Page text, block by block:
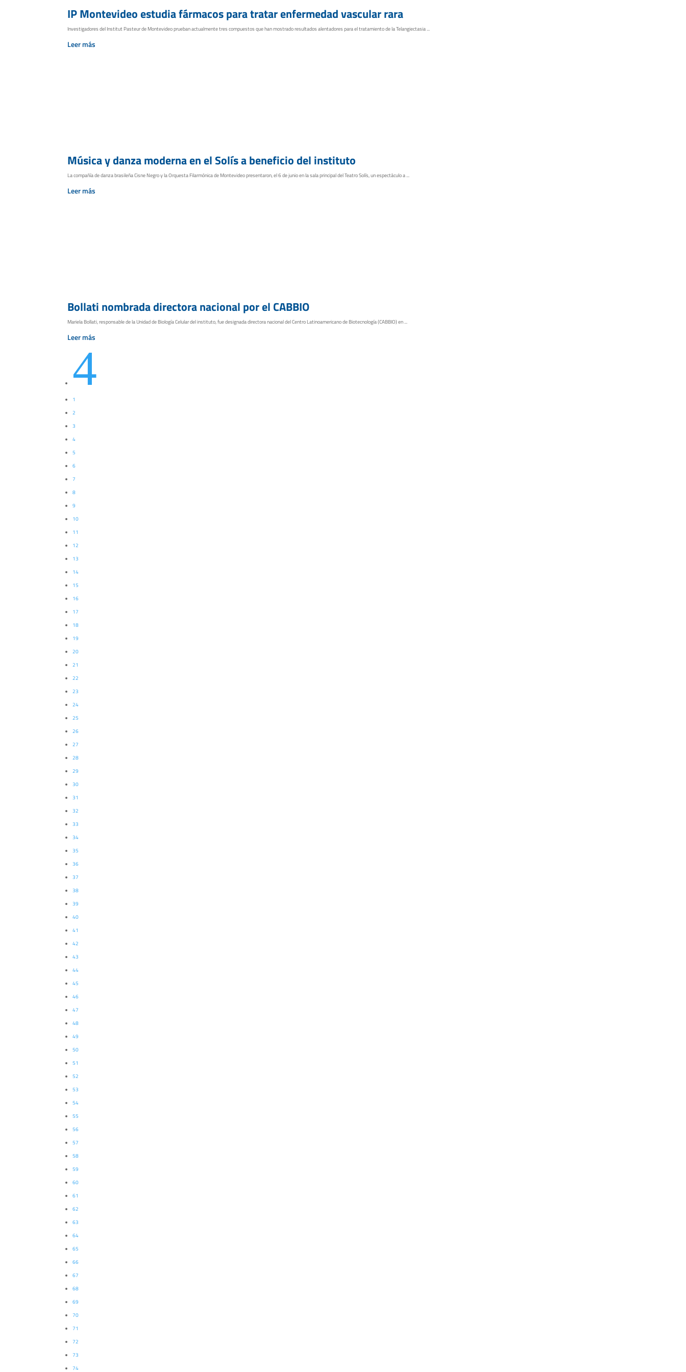
IP Montevideo estudia fármacos para tratar enfermedad vascular rara
Investigadores del Institut Pasteur de Montevideo prueban actualmente tres compuestos que han mostrado resultados alentadores para el tratamiento de la Telangiectasia ...
Leer más
Música y danza moderna en el Solís a beneficio del instituto
La compañía de danza brasileña Cisne Negro y la Orquesta Filarmónica de Montevideo presentaron, el 6 de junio en la sala principal del Teatro Solís, un espectáculo a ...
Leer más
Bollati nombrada directora nacional por el CABBIO
Mariela Bollati, responsable de la Unidad de Biología Celular del instituto, fue designada directora nacional del Centro Latinoamericano de Biotecnología (CABBIO) en ...
Leer más
4
1
2
3
4
5
6
7
8
9
10
11
12
13
14
15
16
17
18
19
20
21
22
23
24
25
26
27
28
29
30
31
32
33
34
35
36
37
38
39
40
41
42
43
44
45
46
47
48
49
50
51
52
53
54
55
56
57
58
59
60
61
62
63
64
65
66
67
68
69
70
71
72
73
74